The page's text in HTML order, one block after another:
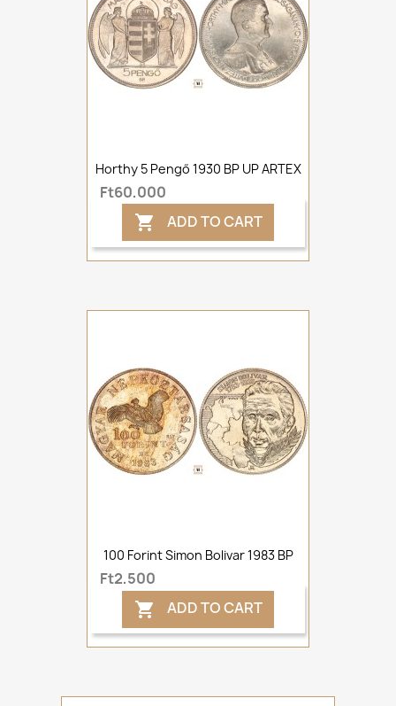
Horthy 5 Pengő 1930 BP UP ARTEX
Ft60,000
 ADD TO CART
100 Forint Simon Bolivar 1983 BP
Ft2,500
 ADD TO CART